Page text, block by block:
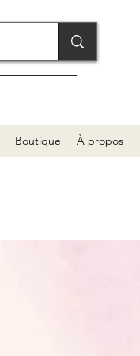
Boutique À propos